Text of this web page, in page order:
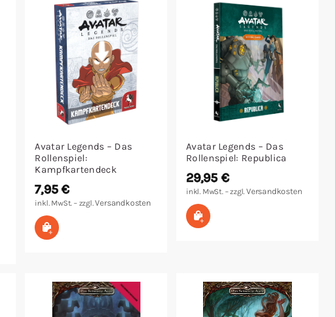
Avatar Legends – Das
Rollenspiel:
Kampfkartendeck
7,95 €
inkl. MwSt. – zzgl.Versandkosten
In den Warenkorb
Avatar Legends – Das
Rollenspiel: Republica
29,95 €
inkl. MwSt. – zzgl.Versandkosten
In den Warenkorb